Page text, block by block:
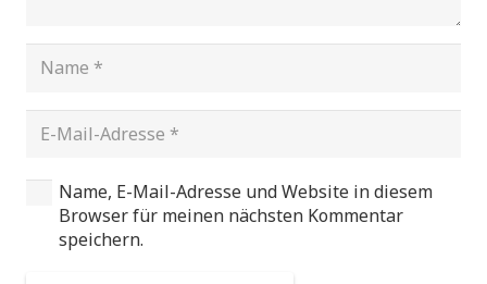
Name, E-Mail-Adresse und Website in diesem
Browser für meinen nächsten Kommentar
speichern.